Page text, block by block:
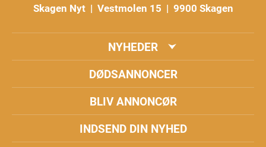
Skagen Nyt | Vestmolen 15 | 9900 Skagen
NYHEDER
DØDSANNONCER
BLIV ANNONCØR
INDSEND DIN NYHED